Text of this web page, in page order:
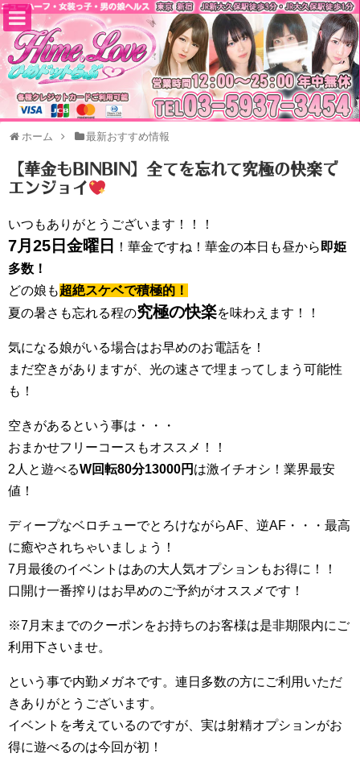
ホーム 最新おすすめ情報
【華金もBINBIN】全てを忘れて究極の快楽で
エンジョイ
いつもありがとうございます！！！
7月25日金曜日 ！華金ですね！華金の本日も昼から 即姫
多数！
どの娘も超絶スケベで積極的！
夏の暑さも忘れる程の究極の快楽を味わえます！！
気になる娘がいる場合はお早めのお電話を！
まだ空きがありますが、光の速さで埋まってしまう可能性
も！
空きがあるという事は・・・
おまかせフリーコースもオススメ！！
2人と遊べるW回転80分13000円 は激イチオシ！業界最安
値！
ディープなベロチューでとろけながらAF、逆AF・・・最高
に癒やされちゃいましょう！
7月最後のイベントはあの大人気オプションもお得に！！
口開け一番搾りはお早めのご予約がオススメです！
※7月末までのクーポンをお持ちのお客様は是非期限内にご
利用下さいませ。
という事で内勤メガネです。連日多数の方にご利用いただ
きありがとうございます。
イベントを考えているのですが、実は射精オプションがお
得に遊べるのは今回が初！